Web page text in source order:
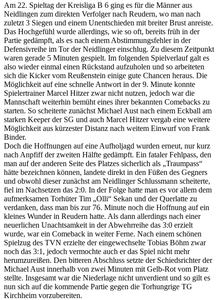
Am 22. Spieltag der Kreisliga B 6 ging es für die Männer aus
Neidlingen zum direkten Verfolger nach Reudern, wo man nach
zuletzt 3 Siegen und einem Unentschieden mit breiter Brust anreiste.
Das Hochgefühl wurde allerdings, wie so oft, bereits früh in der
Partie gedämpft, als es nach einem Abstimmungsfehler in der
Defensivreihe im Tor der Neidlinger einschlug. Zu diesem Zeitpunkt
waren gerade 5 Minuten gespielt. Im folgenden Spielverlauf galt es
also wieder einmal einen Rückstand aufzuholen und so arbeiteten
sich die Kicker vom Reußenstein einige gute Chancen heraus. Die
Möglichkeit auf eine schnelle Antwort in der 9. Minute konnte
Spielertrainer Marcel Hitzer zwar nicht nutzen, jedoch war die
Mannschaft weiterhin bemüht eines ihrer bekannten Comebacks zu
starten. So scheiterte zunächst Michael Aust nach einem Eckball am
starken Keeper der SG und auch Marcel Hitzer vergab eine weitere
Möglichkeit aus kürzester Distanz nach weitem Einwurf von Frank
Binder.
Doch die Hoffnungen auf eine Aufholjagd wurden erneut, nur kurz
nach Anpfiff der zweiten Hälfte gedämpft. Ein fataler Fehlpass, den
man auf der anderen Seite des Platzes sicherlich als „Traumpass“
hätte bezeichnen können, landete direkt in den Füßen des Gegners
und obwohl dieser zunächst am Neidlinger Schlussmann scheiterte,
fiel im Nachsetzen das 2:0. In der Folge hatte man es vor allem dem
aufmerksamen Torhüter Tim „Olli“ Sekan und der Querlatte zu
verdanken, dass man bis zur 76. Minute noch die Hoffnung auf ein
kleines Wunder in Reudern hatte. Als dann allerdings nach einer
neuerlichen Unachtsamkeit in der Abwehrreihe das 3:0 erzielt
wurde, war ein Comeback in weiter Ferne. Nach einem schönen
Spielzug des TVN erzielte der eingewechselte Tobias Böhm zwar
noch das 3:1, jedoch vermochte auch er das Spiel nicht mehr
herumzureißen. Den bitteren Abschluss setzte der Schiedsrichter der
Michael Aust innerhalb von zwei Minuten mit Gelb-Rot vom Platz
stellte. Insgesamt war die Niederlage nicht unverdient und so gilt es
nun sich auf die kommende Partie gegen die Torhungrige TG
Kirchheim vorzubereiten.